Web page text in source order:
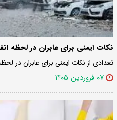
نکات ایمنی برای عابران در لحظه
تعدادی از نکات ایمنی برای عابران در
۰۷ فروردین ۱۴۰۵